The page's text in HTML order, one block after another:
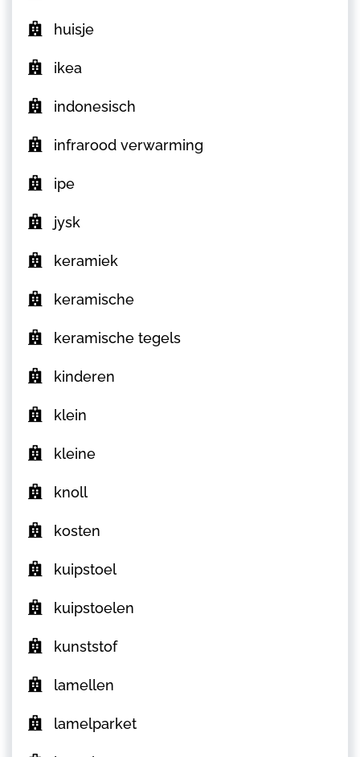
huisje
ikea
indonesisch
infrarood verwarming
ipe
jysk
keramiek
keramische
keramische tegels
kinderen
klein
kleine
knoll
kosten
kuipstoel
kuipstoelen
kunststof
lamellen
lamelparket